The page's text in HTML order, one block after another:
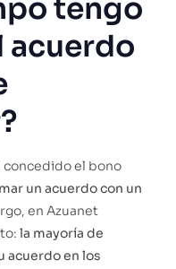
tengo
acuerdo
concedido el bono
un acuerdo con un
en Azuanet
la mayoría de
acuerdo en los